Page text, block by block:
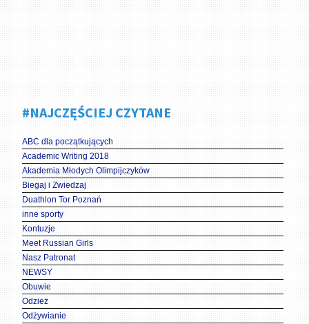
#NAJCZĘŚCIEJ CZYTANE
ABC dla początkujących
Academic Writing 2018
Akademia Młodych Olimpijczyków
Biegaj i Zwiedzaj
Duathlon Tor Poznań
inne sporty
Kontuzje
Meet Russian Girls
Nasz Patronat
NEWSY
Obuwie
Odzież
Odżywianie